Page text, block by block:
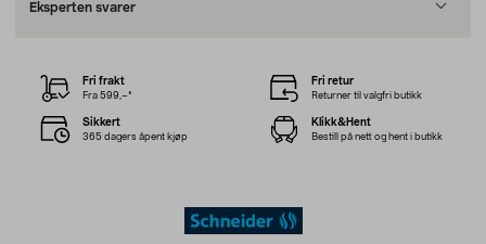
Eksperten svarer
Fri frakt
Fra 599,–*
Fri retur
Returner til valgfri butikk
Sikkert
365 dagers åpent kjøp
Klikk&Hent
Bestill på nett og hent i butikk